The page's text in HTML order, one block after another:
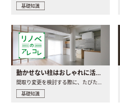
基礎知識
動かせない柱はおしゃれに活用！柱を魅せるリノベーション(リノベ)4選
間取り変更を検討する際に、たびたび皆さんの頭を悩ませる動か..
基礎知識